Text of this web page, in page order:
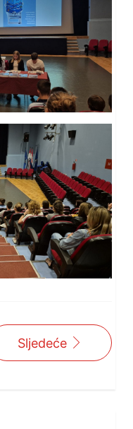
Sljedeće